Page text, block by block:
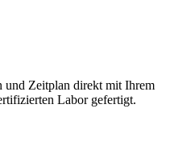
und Zeitplan direkt mit Ihrem
Labor gefertigt.